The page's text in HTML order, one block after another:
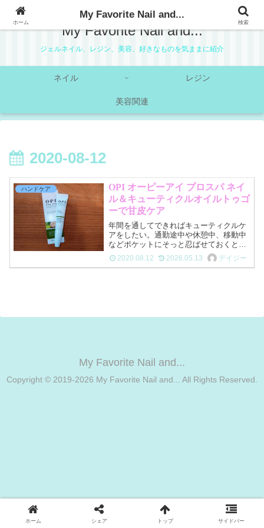
My Favorite Nail and...
ジェルネイル、レジン、美容、好きなものを気ままに紹介
ネイル レジン
美容関連
2020-08-12
ハンドケア
OPI オーピーアイ プロスパ ネイ
ル＆キューティクルオイルトゥゴ
ーで甘皮ケア
年間を通してできればキューティクルケ
アをしたい。通勤途中や休憩中、移動中
などポケットにそっと忍ばせておくと、
気が付いた時にケアできるOPIのプロス
パネイル＆キューティクルオイルトゥー
2020.08.12 2026.05.13 デイジー
My Favorite Nail and...
Copyright © 2019-2026 My Favorite Nail and... All Rights Reserved.
ホーム
My Favorite Nail and...
検索
ホーム シェア トップ サイドバー